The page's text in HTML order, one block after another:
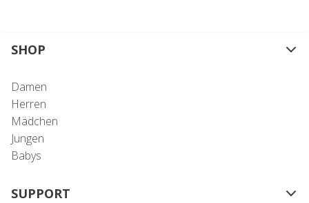
SHOP
Damen
Herren
Mädchen
Jungen
Babys
SUPPORT